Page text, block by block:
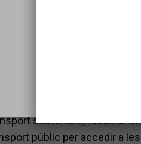
i sol·licitar el dispositiu
per correu a:
Teatre-
d’accessibilitat del web de
en la millora de la qualitat
sostenible,
públic per accedir a